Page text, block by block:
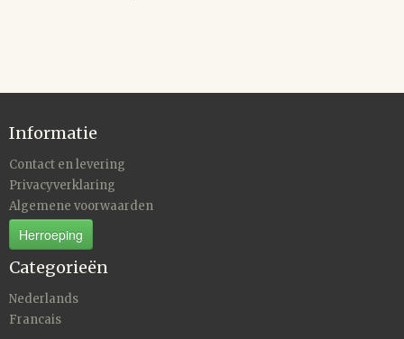
Informatie
Contact en levering
Privacyverklaring
Algemene voorwaarden
Herroeping
Categorieën
Nederlands
Francais